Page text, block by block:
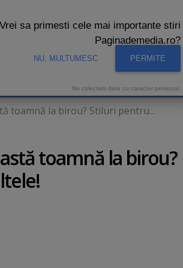
toamnă la birou? Stiluri pentru...
toamnă la birou?
Vrei sa primesti cele mai importante stiri
Paginademedia.ro?
NU, MULTUMESC PERMITE
Nu colectam date cu caracter personal.